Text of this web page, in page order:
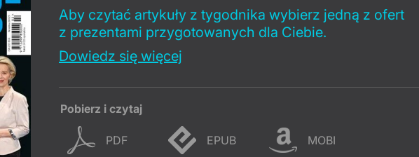
Aby czytać artykuły z tygodnika wybierz jedną z ofert
z prezentami przygotowanych dla Ciebie.
Dowiedz się więcej
Pobierz i czytaj
PDF EPUB MOBI